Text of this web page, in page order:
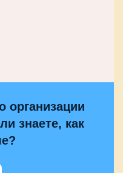
организации
знаете, как